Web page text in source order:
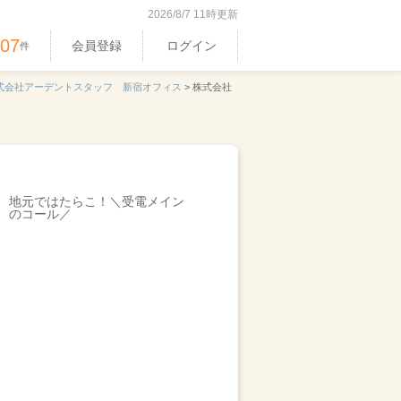
2026/8/7 11時更新
件 会員登録 ログイン
会社アーデントスタッフ 新宿オフィス > 株式会社
地元ではたらこ！＼受電メイン
のコール／